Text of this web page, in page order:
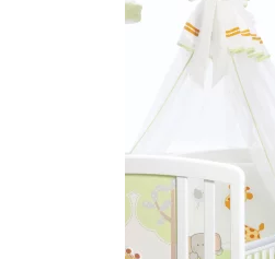
CAMERA COPILULUI
JUCARII
MARSUPII BEBELUSI
Chrome cu detalii negre